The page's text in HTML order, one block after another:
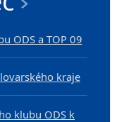
ODS a TOP 09
kraje
klubu ODS k